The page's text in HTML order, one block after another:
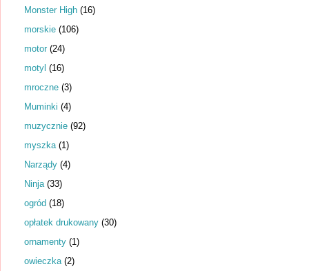
Monster High (16)
morskie (106)
motor (24)
motyl (16)
mroczne (3)
Muminki (4)
muzycznie (92)
myszka (1)
Narządy (4)
Ninja (33)
ogród (18)
opłatek drukowany (30)
ornamenty (1)
owieczka (2)